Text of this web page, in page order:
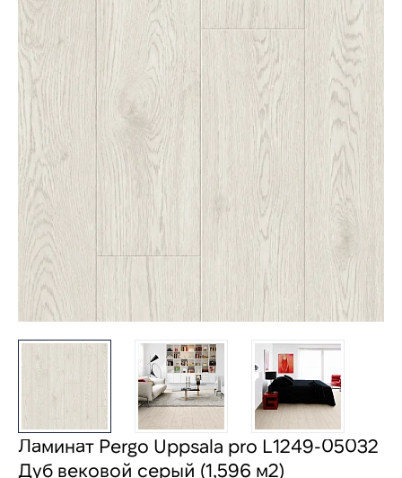
Ламинат Pergo Uppsala pro L1249-05032
Дуб вековой серый (1,596 м2)